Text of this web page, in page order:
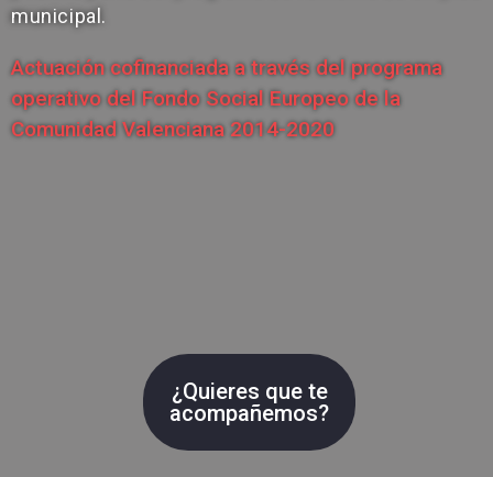
municipal.
Actuación cofinanciada a través del programa
operativo del Fondo Social Europeo de la
Comunidad Valenciana 2014-2020
¿Quieres que te
acompañemos?